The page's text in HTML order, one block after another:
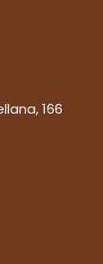
166